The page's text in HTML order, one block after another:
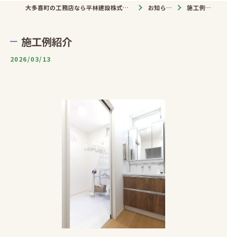
大多喜町の工務店なら平林建設株式会社 お知らせ 施工例紹介
施工例紹介
2026/03/13